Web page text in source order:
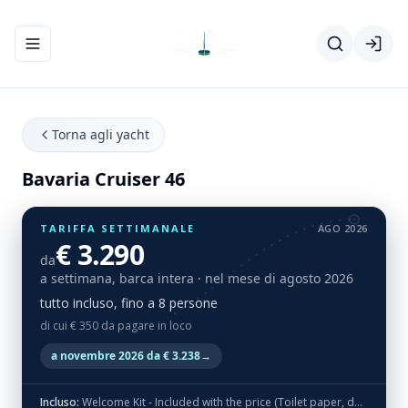
Apri/chiudi menu di navigazione
Torna agli yacht
Bavaria Cruiser 46
TARIFFA SETTIMANALE AGO 2026
da€ 3.290
a settimana, barca intera · nel mese di agosto 2026
tutto incluso, fino a 8 persone
di cui € 350 da pagare in loco
a novembre 2026 da € 3.238→
Incluso: Welcome Kit - Included with the price (Toilet paper, detergent, dish sponge, dish detergent, spices, olive oil, tea and welcome treat)